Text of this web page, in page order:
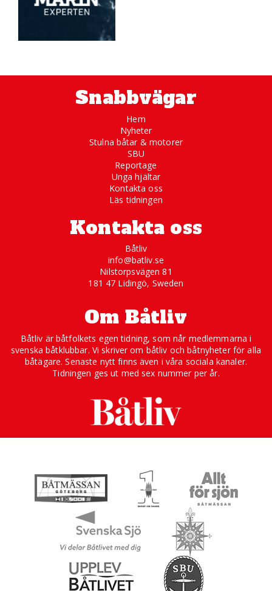
Snabbvägar
Hem
Nyheter
Stulna båtar & motorer
SBU
Reportage
Unga hjältar
Kontakta oss
Läs tidningen
Kontakta oss
Båtliv
info@batliv.se
Nilstorpsvägen 81
181 47 Lidingö, Sweden
Om Båtliv
Båtliv är båtfolkets egen tidning, som når medlemmarna i
svenska båtklubbar. Vi skriver om båtliv och båtnyheter för alla
båtägare. Senaste nytt finns även i våra sociala kanaler.
Tidningen ges ut med sex nummer per år.